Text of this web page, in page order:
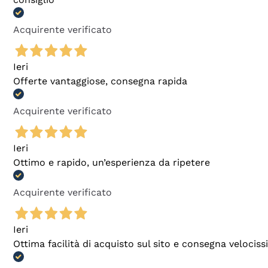
Acquirente verificato
Ieri
Offerte vantaggiose, consegna rapida
Acquirente verificato
Ieri
Ottimo e rapido, un’esperienza da ripetere
Acquirente verificato
Ieri
Ottima facilità di acquisto sul sito e consegna